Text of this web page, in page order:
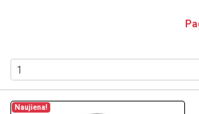
Naujiena!